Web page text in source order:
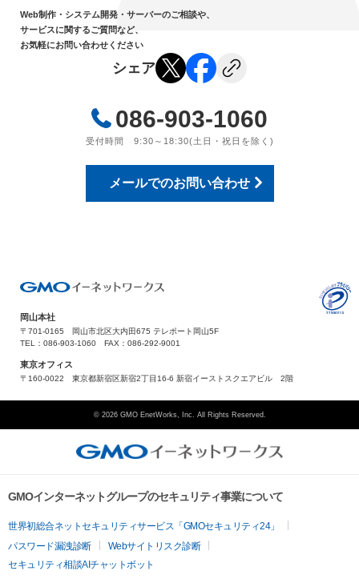
Web制作・システム開発・サーバーのご相談や、
サービスに関するご質問など、
お気軽にお問い合わせください
シェア
086-903-1060
受付時間 9:30～18:30(土日・祝日を除く)
メールでのお問い合わせ
岡山本社
〒701-0165 岡山市北区大内田675 テレポート岡山5F
TEL：086-903-1060 FAX：086-292-9001
東京オフィス
〒160-0022 東京都新宿区新宿2丁目16-6 新宿イーストスクエアビル 2階
© 2026 GMO EnetWorks, Inc. All Rights Reserved.
GMOインターネットグループのセキュリティ事業について
世界初総合ネットセキュリティサービス「GMOセキュリティ24」
パスワード漏洩診断
Webサイトリスク診断
セキュリティ相談AIチャットボット